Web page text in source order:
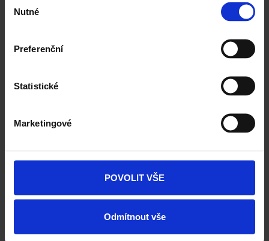
souhlasu
Nutné
Preferenční
Statistické
Marketingové
POVOLIT VŠE
Odmítnout vše
Doplňky betonové dlažby Semmelrock
Komplexnost dlažby Semmelrock je zaručena